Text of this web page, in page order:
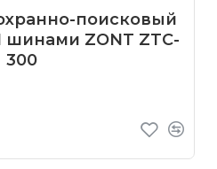
поисковый
шинами ZONT ZTC-
300